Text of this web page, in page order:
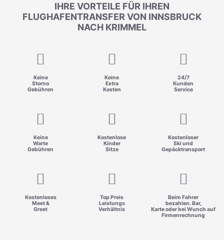
IHRE VORTEILE FÜR IHREN
FLUGHAFENTRANSFER VON INNSBRUCK
NACH KRIMMEL
Keine
Storno
Gebühren
Keine
Extra
Kosten
24/7
Kunden
Service
Keine
Warte
Gebühren
Kostenlose
Kinder
Sitze
Kostenloser
Ski und
Gepäcktransport
Kostenloses
Meet &
Greet
Top Preis
Leistungs
Verhältnis
Beim Fahrer
bezahlen. Bar,
Karte oder bei Wunch auf
Firmenrechnung